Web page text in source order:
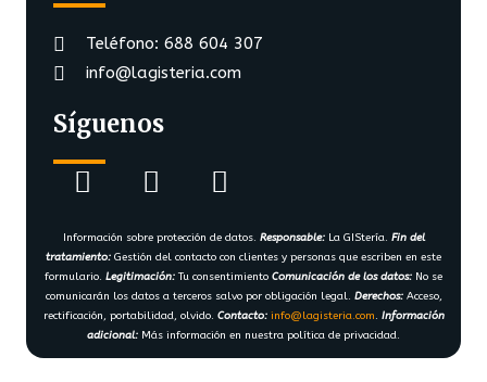
Teléfono: 688 604 307
info@lagisteria.com
Síguenos
Información sobre protección de datos. Responsable:La GIStería. Fin del
tratamiento: Gestión del contacto con clientes y personas que escriben en este
formulario. Legitimación: Tu consentimiento Comunicación de los datos: No se
comunicarán los datos a terceros salvo por obligación legal. Derechos:Acceso,
rectificación, portabilidad, olvido. Contacto: info@lagisteria.com. Información
adicional: Más información en nuestra política de privacidad.